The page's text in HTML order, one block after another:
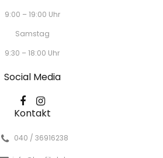
9:00 – 19:00 Uhr
Samstag
9:30 – 18:00 Uhr
Social Media
Kontakt
040 / 36916238